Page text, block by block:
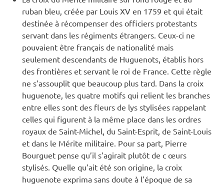
ruban bleu, créée par Louis XV en 1759 et qui était
destinée à récompenser des officiers protestants
servant dans les régiments étrangers. Ceux-ci ne
pouvaient être français de nationalité mais
seulement descendants de Huguenots, établis hors
des frontières et servant le roi de France. Cette règle
ne s’assouplit que beaucoup plus tard. Dans la croix
huguenote, les quatre motifs qui relient les branches
entre elles sont des fleurs de lys stylisées rappelant
celles qui figurent à la même place dans les ordres
royaux de Saint-Michel, du Saint-Esprit, de Saint-Louis
et dans le Mérite militaire. Pour sa part, Pierre
Bourguet pense qu’il s’agirait plutôt de c œurs
stylisés. Quelle qu’ait été son origine, la croix
huguenote exprima sans doute à l’époque de sa